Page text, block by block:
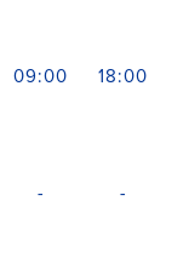
09:00 18:00
- -